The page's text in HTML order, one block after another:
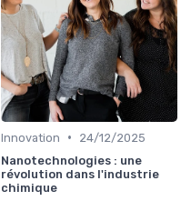
Innovation •
24/12/2025
Nanotechnologies : une
révolution dans l'industrie
chimique